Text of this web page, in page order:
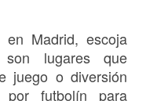
en Madrid, escoja
son lugares que
juego o diversión
por futbolín para